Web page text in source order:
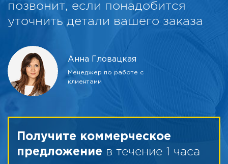
позвонит, если понадобится
уточнить детали вашего заказа
Анна Гловацкая
Менеджер по работе с
клиентами
Получите коммерческое
предложение в течение 1 часа